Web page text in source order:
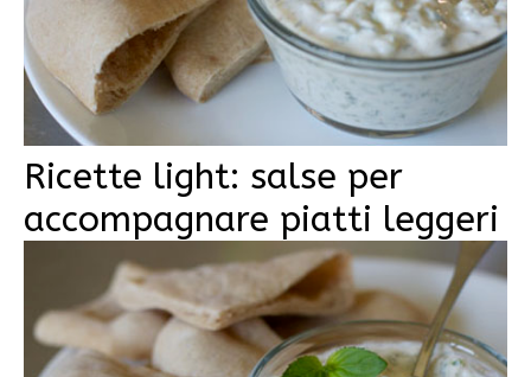
Ricette light: salse per
accompagnare piatti leggeri